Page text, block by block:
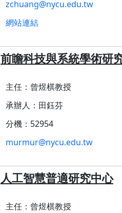
zchuang@nycu.edu.tw
網站連結
前瞻科技與系統學術研
主任：曾煜棋教授
承辦人：田鈺芬
分機：52954
murmur@nycu.edu.tw
人工智慧普適研究中心
主任：曾煜棋教授